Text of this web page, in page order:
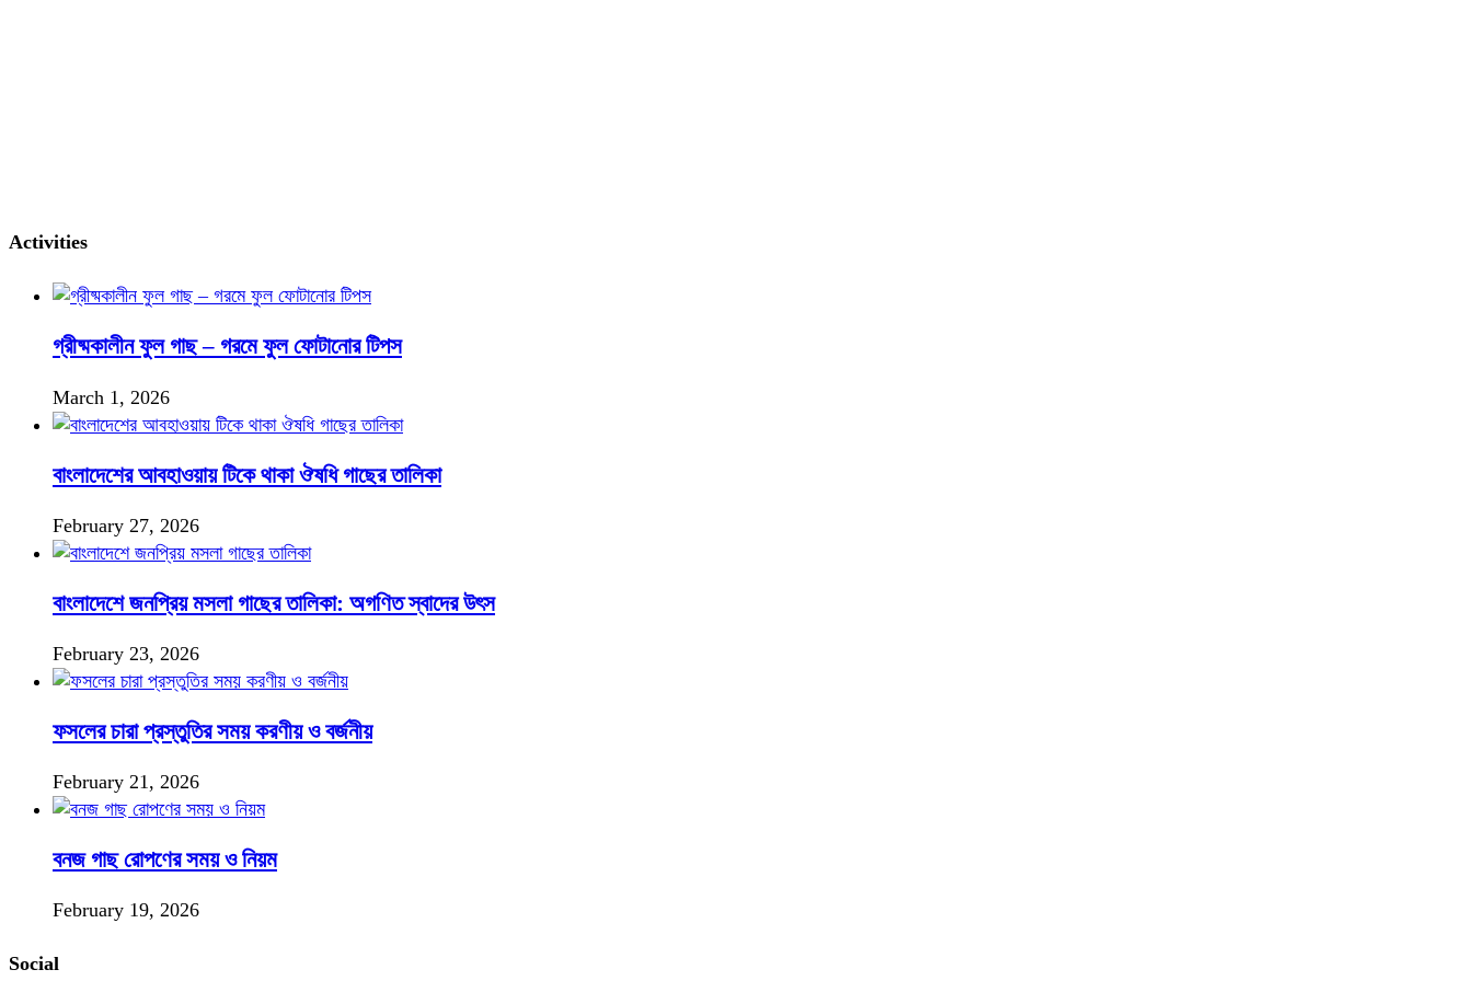
Activities
গ্রীষ্মকালীন ফুল গাছ – গরমে ফুল ফোটানোর টিপস
March 1, 2026
বাংলাদেশের আবহাওয়ায় টিকে থাকা ঔষধি গাছের তালিকা
February 27, 2026
বাংলাদেশে জনপ্রিয় মসলা গাছের তালিকা: অগণিত স্বাদের উৎস
February 23, 2026
ফসলের চারা প্রস্তুতির সময় করণীয় ও বর্জনীয়
February 21, 2026
বনজ গাছ রোপণের সময় ও নিয়ম
February 19, 2026
Social